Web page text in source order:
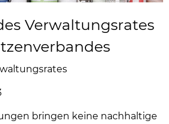
Verwaltungsrates
bringen keine nachhaltige